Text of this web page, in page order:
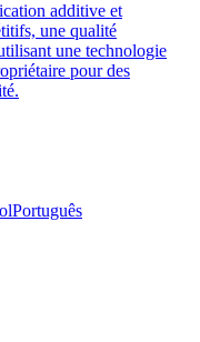
additive et
une qualité
une technologie
pour des
Português